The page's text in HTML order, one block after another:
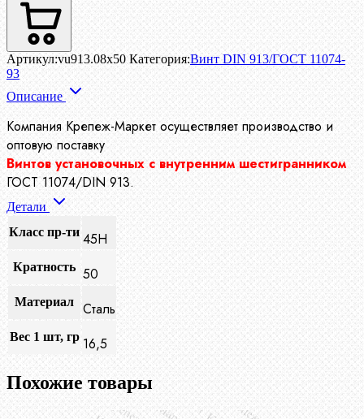
Артикул:vu913.08x50 Категория:Винт DIN 913/ГОСТ 11074-
93
Описание
Компания Крепеж-Маркет осуществляет производство и
оптовую поставку
Винтов установочных с внутренним шестигранником
ГОСТ 11074/DIN 913.
Детали
Класс пр-ти 45H
Кратность 50
Материал Сталь
Вес 1 шт, гр 16,5
Похожие товары